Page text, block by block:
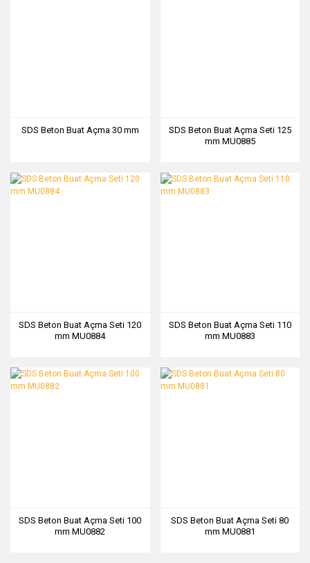
SDS Beton Buat Açma 30 mm
SDS Beton Buat Açma Seti 125
mm MU0885
SDS Beton Buat Açma Seti 120
mm MU0884
SDS Beton Buat Açma Seti 110
mm MU0883
SDS Beton Buat Açma Seti 100
mm MU0882
SDS Beton Buat Açma Seti 80
mm MU0881